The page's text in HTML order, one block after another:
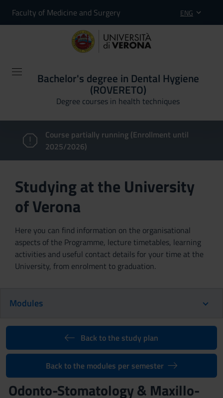
Faculty of Medicine and Surgery ENG
Bachelor's degree in Dental Hygiene
(ROVERETO)
Degree courses in health techniques
Course partially running (Enrollment until
2025/2026)
Studying at the University
of Verona
Here you can find information on the organisational
aspects of the Programme, lecture timetables, learning
activities and useful contact details for your time at the
University, from enrolment to graduation.
Modules
Back to the study plan
Back to the modules per semester
Odonto-Stomatology & Maxillo-